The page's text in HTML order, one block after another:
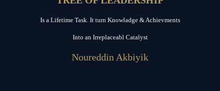
Is a Lifetime Task. It turn Knowladge & Achievments
Into an Irreplaceabl Catalyst
Noureddin Akbiyik